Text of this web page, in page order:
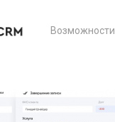
Возможности